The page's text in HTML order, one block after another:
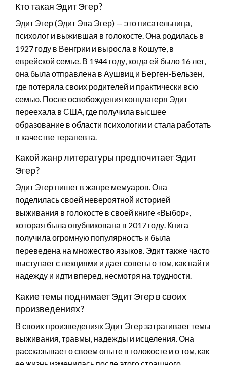
Кто такая Эдит Эгер?
Эдит Эгер (Эдит Эва Эгер) — это писательница,
психолог и выжившая в голокосте. Она родилась в
1927 году в Венгрии и выросла в Кошуте, в
еврейской семье. В 1944 году, когда ей было 16 лет,
она была отправлена в Аушвиц и Берген-Бельзен,
где потеряла своих родителей и практически всю
семью. После освобождения концлагеря Эдит
переехала в США, где получила высшее
образование в области психологии и стала работать
в качестве терапевта.
Какой жанр литературы предпочитает Эдит
Эгер?
Эдит Эгер пишет в жанре мемуаров. Она
поделилась своей невероятной историей
выживания в голокосте в своей книге «Выбор»,
которая была опубликована в 2017 году. Книга
получила огромную популярность и была
переведена на множество языков. Эдит также часто
выступает с лекциями и дает советы о том, как найти
надежду и идти вперед, несмотря на трудности.
Какие темы поднимает Эдит Эгер в своих
произведениях?
В своих произведениях Эдит Эгер затрагивает темы
выживания, травмы, надежды и исцеления. Она
рассказывает о своем опыте в голокосте и о том, как